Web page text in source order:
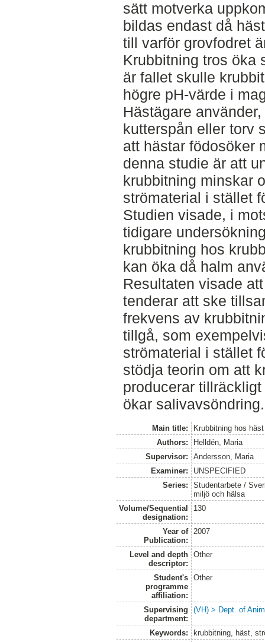
sätt motverka
bildas endast då
till varför grovfodret
Krubbitning tros öka
är fallet skulle
högre pH-värde i
Hästägare
kutterspån eller torv
att hästar födosöker
denna studie är att
krubbitning minskar
strömaterial i stället
Studien visade, i
tidigare
krubbitning hos
kan öka då halm
Resultaten visade
tenderar att ske
frekvens av
tillgå, som
strömaterial i stället
stödja teorin om att
producerar
ökar salivavsöndring.
Main title:
Krubbitning hos
Authors:
Helldén, Maria
Supervisor:
Andersson, Maria
Examiner:
UNSPECIFIED
Series:
Studentarbete /
miljö och hälsa
Volume/Sequential
designation:
130
Year of
Publication:
2007
Level and depth
descriptor:
Other
Student's
programme
affiliation:
Other
Supervising
department:
(VH) > Dept. of
Keywords:
krubbitning, häst,